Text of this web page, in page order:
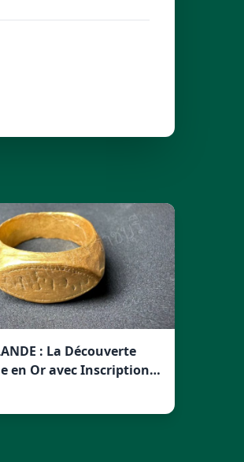
: La Découverte
en Or avec Inscription
Lien Ancien entre l'Inde